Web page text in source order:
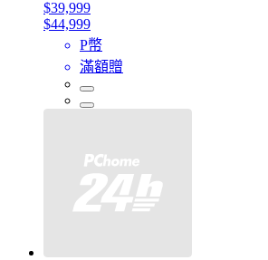
$39,999
$44,999
P幣
滿額贈